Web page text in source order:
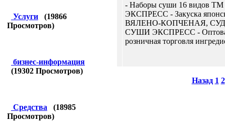
Услуги (19866
Просмотров)
бизнес-информация
(19302 Просмотров)
Средства (18985
Просмотров)
- Наборы суши 16 видов
ЭКСПРЕСС - Закуска
ВЯЛЕНО-КОПЧЕНАЯ,
СУШИ ЭКСПРЕСС -
розничная торговля
Назад 1 2